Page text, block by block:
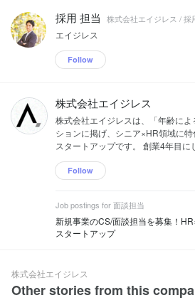
採用 担当 株式会社エイジレス / 採
エイジレス
Follow
株式会社エイジレス
株式会社エイジレスは、「年齢に
ションに掲げ、シニア×HR領域に
スタートアップです。 創業4年目に
Follow
Job postings for 面談担当
新規事業のCS/面談担当を募集！
スタートアップ
株式会社エイジレス
Other stories from this